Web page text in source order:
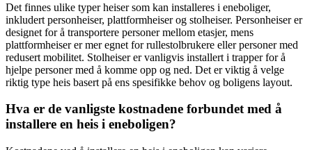
Det finnes ulike typer heiser som kan installeres i eneboliger,
inkludert personheiser, plattformheiser og stolheiser. Personheiser er
designet for å transportere personer mellom etasjer, mens
plattformheiser er mer egnet for rullestolbrukere eller personer med
redusert mobilitet. Stolheiser er vanligvis installert i trapper for å
hjelpe personer med å komme opp og ned. Det er viktig å velge
riktig type heis basert på ens spesifikke behov og boligens layout.
Hva er de vanligste kostnadene forbundet med å
installere en heis i eneboligen?